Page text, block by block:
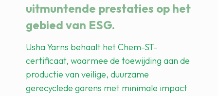
uitmuntende prestaties op het
gebied van ESG.
Usha Yarns behaalt het Chem-ST-
certificaat, waarmee de toewijding aan de
productie van veilige, duurzame
gerecyclede garens met minimale impact